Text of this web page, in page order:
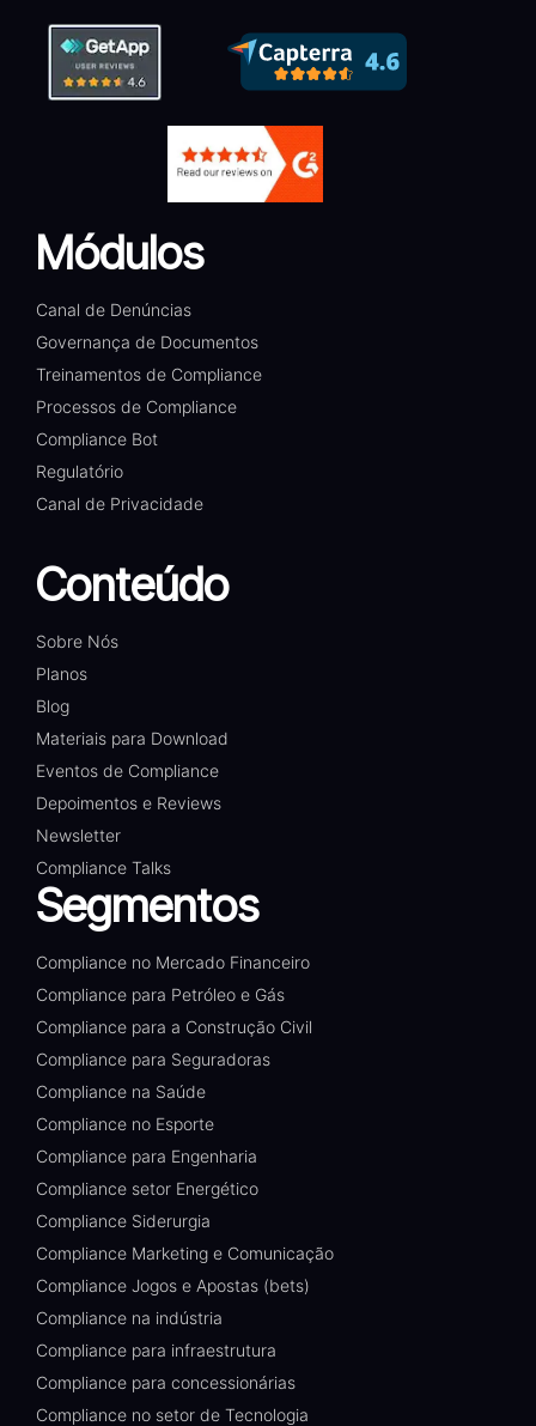
Módulos
Canal de Denúncias
Governança de Documentos
Treinamentos de Compliance
Processos de Compliance
Compliance Bot
Regulatório
Canal de Privacidade
Conteúdo
Sobre Nós
Planos
Blog
Materiais para Download
Eventos de Compliance
Depoimentos e Reviews
Newsletter
Compliance Talks
Segmentos
Compliance no Mercado Financeiro
Compliance para Petróleo e Gás
Compliance para a Construção Civil
Compliance para Seguradoras
Compliance na Saúde
Compliance no Esporte
Compliance para Engenharia
Compliance setor Energético
Compliance Siderurgia
Compliance Marketing e Comunicação
Compliance Jogos e Apostas (bets)
Compliance na indústria
Compliance para infraestrutura
Compliance para concessionárias
Compliance no setor de Tecnologia